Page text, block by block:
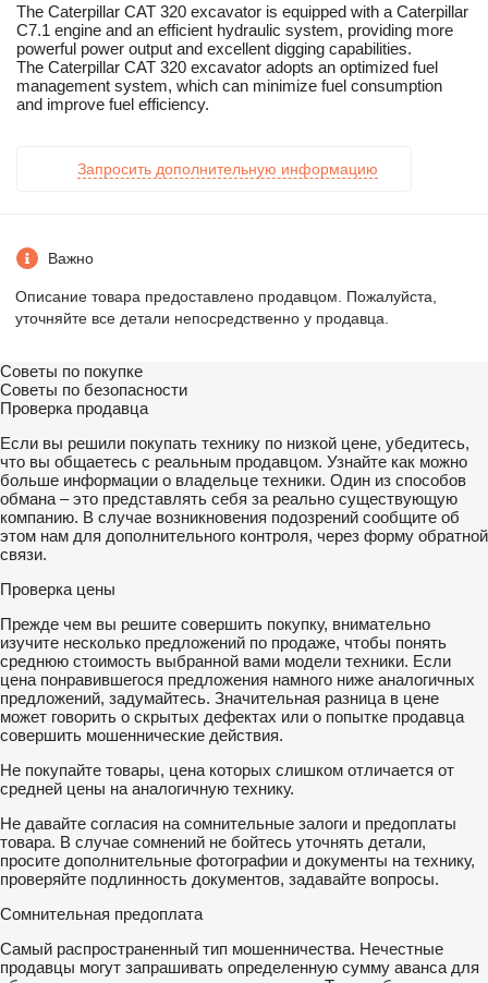
The Caterpillar CAT 320 excavator is equipped with a Caterpillar
C7.1 engine and an efficient hydraulic system, providing more
powerful power output and excellent digging capabilities.
The Caterpillar CAT 320 excavator adopts an optimized fuel
management system, which can minimize fuel consumption
and improve fuel efficiency.
Запросить дополнительную информацию
Важно
Описание товара предоставлено продавцом. Пожалуйста,
уточняйте все детали непосредственно у продавца.
Советы по покупке
Советы по безопасности
Проверка продавца
Если вы решили покупать технику по низкой цене, убедитесь,
что вы общаетесь с реальным продавцом. Узнайте как можно
больше информации о владельце техники. Один из способов
обмана – это представлять себя за реально существующую
компанию. В случае возникновения подозрений сообщите об
этом нам для дополнительного контроля, через форму обратной
связи.
Проверка цены
Прежде чем вы решите совершить покупку, внимательно
изучите несколько предложений по продаже, чтобы понять
среднюю стоимость выбранной вами модели техники. Если
цена понравившегося предложения намного ниже аналогичных
предложений, задумайтесь. Значительная разница в цене
может говорить о скрытых дефектах или о попытке продавца
совершить мошеннические действия.
Не покупайте товары, цена которых слишком отличается от
средней цены на аналогичную технику.
Не давайте согласия на сомнительные залоги и предоплаты
товара. В случае сомнений не бойтесь уточнять детали,
просите дополнительные фотографии и документы на технику,
проверяйте подлинность документов, задавайте вопросы.
Сомнительная предоплата
Самый распространенный тип мошенничества. Нечестные
продавцы могут запрашивать определенную сумму аванса для